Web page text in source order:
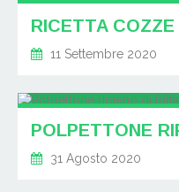
11 Settembre 2020
31 Agosto 2020